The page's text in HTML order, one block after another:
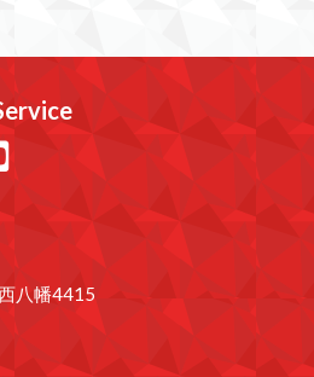
八幡4415